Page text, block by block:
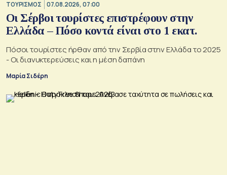
ΤΟΥΡΙΣΜΟΣ 07.08.2026, 07:00
Οι Σέρβοι τουρίστες επιστρέφουν στην
Ελλάδα – Πόσο κοντά είναι στο 1 εκατ.
Πόσοι τουρίστες ήρθαν από την Σερβία στην Ελλάδα το 2025
- Οι διανυκτερεύσεις και η μέση δαπάνη
Μαρία Σιδέρη